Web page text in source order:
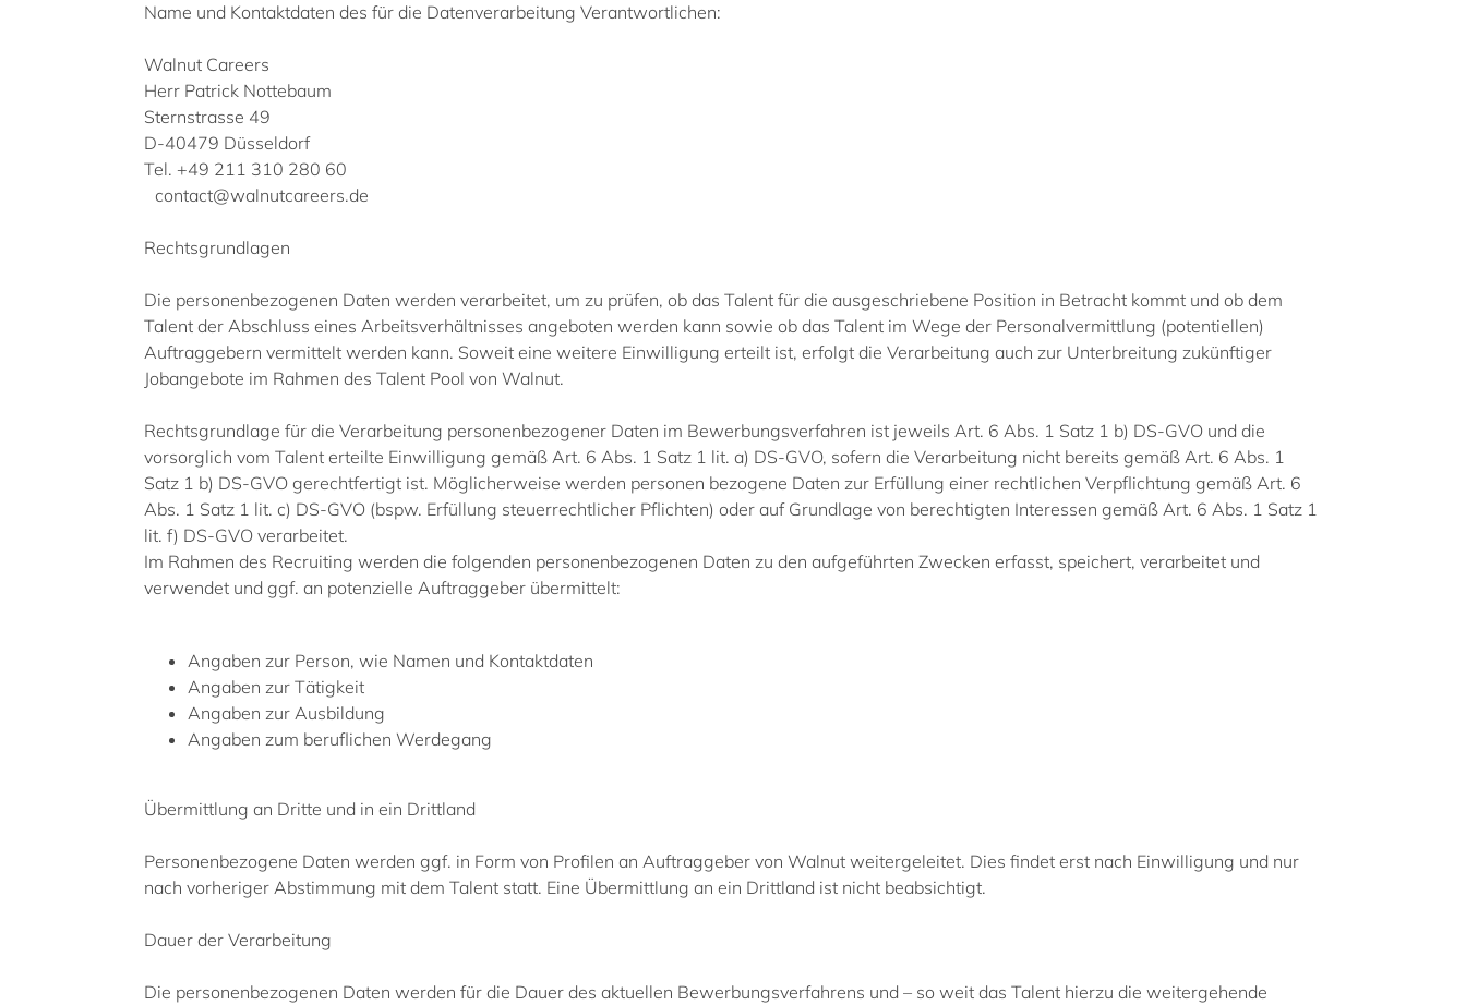
Name und Kontaktdaten des für die Datenverarbeitung Verantwortlichen:
Walnut Careers
Herr Patrick Nottebaum
Sternstrasse 49
D-40479 Düsseldorf
Tel. +49 211 310 280 60
contact@walnutcareers.de
Rechtsgrundlagen
Die personenbezogenen Daten werden verarbeitet, um zu prüfen, ob das Talent für die ausgeschriebene Position in Betracht kommt und ob dem
Talent der Abschluss eines Arbeitsverhältnisses angeboten werden kann sowie ob das Talent im Wege der Personalvermittlung (potentiellen)
Auftraggebern vermittelt werden kann. Soweit eine weitere Einwilligung erteilt ist, erfolgt die Verarbeitung auch zur Unterbreitung zukünftiger
Jobangebote im Rahmen des Talent Pool von Walnut.
Rechtsgrundlage für die Verarbeitung personenbezogener Daten im Bewerbungsverfahren ist jeweils Art. 6 Abs. 1 Satz 1 b) DS-GVO und die
vorsorglich vom Talent erteilte Einwilligung gemäß Art. 6 Abs. 1 Satz 1 lit. a) DS-GVO, sofern die Verarbeitung nicht bereits gemäß Art. 6 Abs. 1
Satz 1 b) DS-GVO gerechtfertigt ist. Möglicherweise werden personen bezogene Daten zur Erfüllung einer rechtlichen Verpflichtung gemäß Art. 6
Abs. 1 Satz 1 lit. c) DS-GVO (bspw. Erfüllung steuerrechtlicher Pflichten) oder auf Grundlage von berechtigten Interessen gemäß Art. 6 Abs. 1 Satz 1
lit. f) DS-GVO verarbeitet.
Im Rahmen des Recruiting werden die folgenden personenbezogenen Daten zu den aufgeführten Zwecken erfasst, speichert, verarbeitet und
verwendet und ggf. an potenzielle Auftraggeber übermittelt:
Angaben zur Person, wie Namen und Kontaktdaten
Angaben zur Tätigkeit
Angaben zur Ausbildung
Angaben zum beruflichen Werdegang
Übermittlung an Dritte und in ein Drittland
Personenbezogene Daten werden ggf. in Form von Profilen an Auftraggeber von Walnut weitergeleitet. Dies findet erst nach Einwilligung und nur
nach vorheriger Abstimmung mit dem Talent statt. Eine Übermittlung an ein Drittland ist nicht beabsichtigt.
Dauer der Verarbeitung
Die personenbezogenen Daten werden für die Dauer des aktuellen Bewerbungsverfahrens und – so weit das Talent hierzu die weitergehende